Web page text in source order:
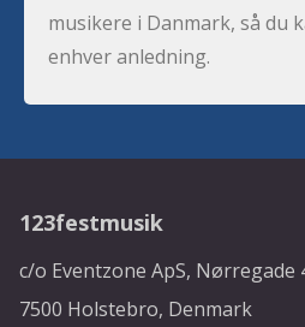
musikere i Danmark, så du
enhver anledning.
123festmusik
c/o Eventzone ApS, Nørregade
7500 Holstebro, Denmark